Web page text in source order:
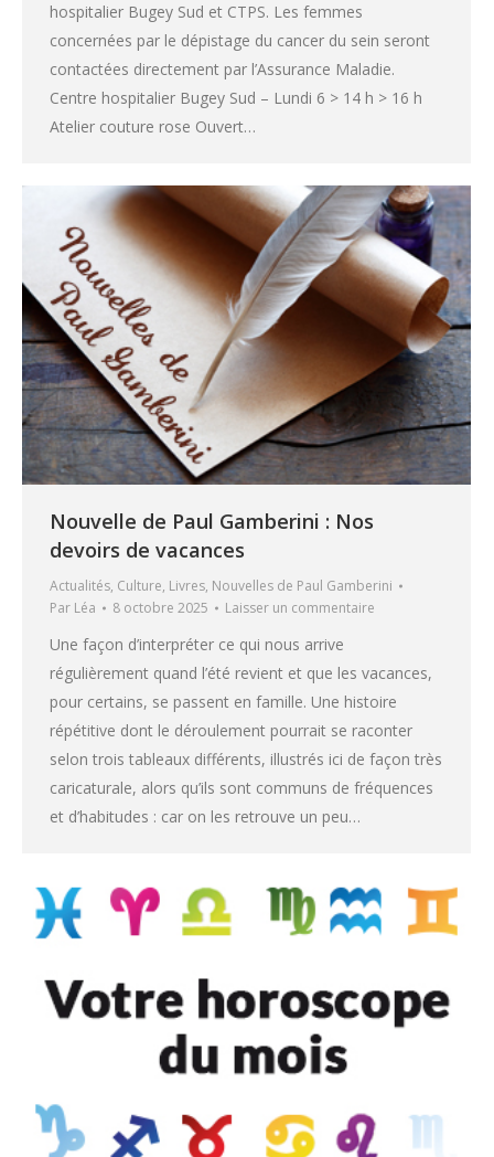
hospitalier Bugey Sud et CTPS. Les femmes
concernées par le dépistage du cancer du sein seront
contactées directement par l’Assurance Maladie.
Centre hospitalier Bugey Sud – Lundi 6 > 14 h > 16 h
Atelier couture rose Ouvert…
Nouvelle de Paul Gamberini : Nos
devoirs de vacances
Actualités, Culture, Livres, Nouvelles de Paul Gamberini
Par Léa 8 octobre 2025 Laisser un commentaire
Une façon d’interpréter ce qui nous arrive
régulièrement quand l’été revient et que les vacances,
pour certains, se passent en famille. Une histoire
répétitive dont le déroulement pourrait se raconter
selon trois tableaux différents, illustrés ici de façon très
caricaturale, alors qu’ils sont communs de fréquences
et d’habitudes : car on les retrouve un peu…